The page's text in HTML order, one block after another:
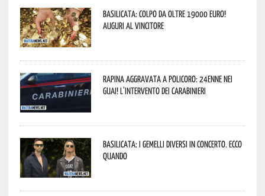
Basilicata: colpo da oltre 19000 Euro!
Auguri al vincitore
Rapina aggravata a Policoro: 24enne nei
guai! L’intervento dei Carabinieri
Basilicata: i Gemelli DiVersi in concerto. Ecco
quando